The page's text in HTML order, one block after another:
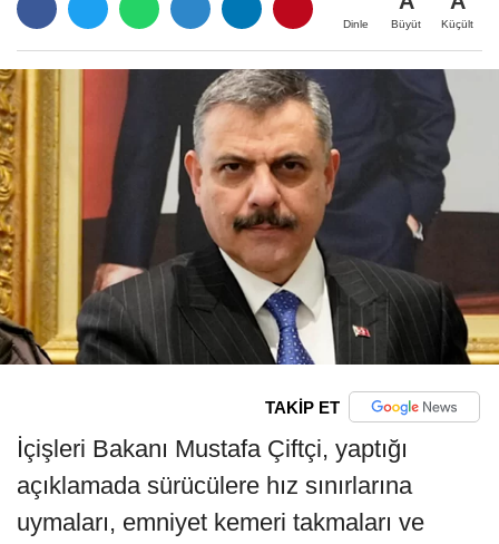
Dinle Büyüt Küçült
TAKİP ET
İçişleri Bakanı Mustafa Çiftçi, yaptığı
açıklamada sürücülere hız sınırlarına
uymaları, emniyet kemeri takmaları ve